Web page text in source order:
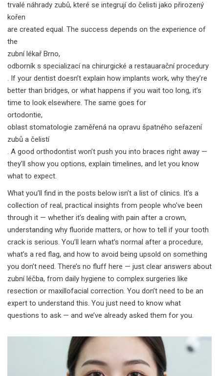
trvalé náhrady zubů, které se integrují do čelisti jako přirozený
kořen
are created equal. The success depends on the experience of
the
zubní lékař Brno,
odborník s specializací na chirurgické a restauarační procedury
. If your dentist doesn’t explain how implants work, why they’re
better than bridges, or what happens if you wait too long, it’s
time to look elsewhere. The same goes for
ortodontie,
oblast stomatologie zaměřená na opravu špatného seřazení
zubů a čelistí
. A good orthodontist won’t push you into braces right away —
they’ll show you options, explain timelines, and let you know
what to expect.
What you’ll find in the posts below isn’t a list of clinics. It’s a
collection of real, practical insights from people who’ve been
through it — whether it’s dealing with pain after a crown,
understanding why fluoride matters, or how to tell if your tooth
crack is serious. You’ll learn what’s normal after a procedure,
what’s a red flag, and how to avoid being upsold on something
you don’t need. There’s no fluff here — just clear answers about
zubní léčba, from daily hygiene to complex surgeries like
resection or maxillofacial correction. You don’t need to be an
expert to understand this. You just need to know what
questions to ask — and we’ve already asked them for you.